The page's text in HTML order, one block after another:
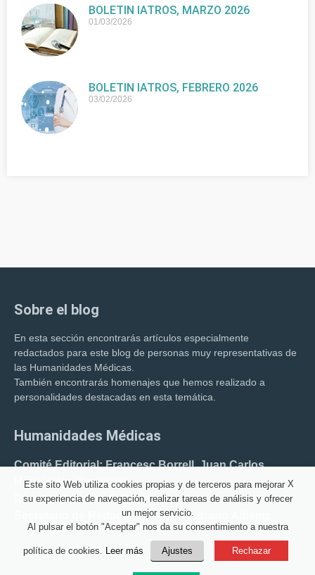
BOLETIN IATROS, MARZO 2026
01/03/2026
BOLETIN IATROS, FEBRERO 2026
03/02/2026
Sobre el blog
En esta sección encontrarás artículos especialmente
redactados para este blog de personas muy representativas de
las Humanidades Médicas.
También encontrarás homenajes que hemos realizado a
personalidades destacadas en esta temática.
Humanidades Médicas
Comité Editorial: Francesc Borrell. Juan Carlos
Hernández Clemente.
Director del blog: F. Borrell Carrió.
Secretario de Redacción: Juan Medrano Albeniz.
X
Este sito Web utiliza cookies propias y de terceros para mejorar
su experiencia de navegación, realizar tareas de análisis y ofrecer
un mejor servicio.
Al pulsar el botón "Aceptar" nos da su consentimiento a nuestra
política de cookies. Leer más Ajustes Rechazar